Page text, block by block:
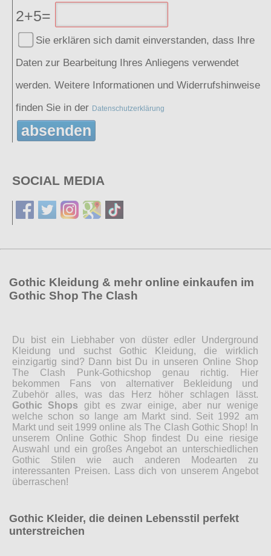
2+5=
Sie erklären sich damit einverstanden, dass Ihre
Daten zur Bearbeitung Ihres Anliegens verwendet
werden. Weitere Informationen und Widerrufshinweise
finden Sie in der Datenschutzerklärung
absenden
SOCIAL MEDIA
Gothic Kleidung & mehr online einkaufen im
Gothic Shop The Clash
Du bist ein Liebhaber von düster edler Underground
Kleidung und suchst Gothic Kleidung, die wirklich
einzigartig sind? Dann bist Du in unseren Online Shop
The Clash Punk-Gothicshop genau richtig. Hier
bekommen Fans von alternativer Bekleidung und
Zubehör alles, was das Herz höher schlagen lässt.
Gothic Shops gibt es zwar einige, aber nur wenige
welche schon so lange am Markt sind. Seit 1992 am
Markt und seit 1999 online als The Clash Gothic Shop! In
unserem Online Gothic Shop findest Du eine riesige
Auswahl und ein großes Angebot an unterschiedlichen
Gothic Stilen wie auch anderen Modearten zu
interessanten Preisen. Lass dich von unserem Angebot
überraschen!
Gothic Kleider, die deinen Lebensstil perfekt
unterstreichen